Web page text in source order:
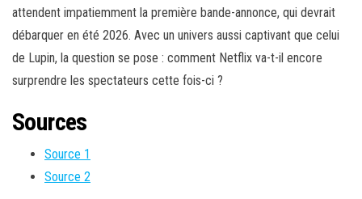
attendent impatiemment la première bande-annonce, qui devrait
débarquer en été 2026. Avec un univers aussi captivant que celui
de Lupin, la question se pose : comment Netflix va-t-il encore
surprendre les spectateurs cette fois-ci ?
Sources
Source 1
Source 2